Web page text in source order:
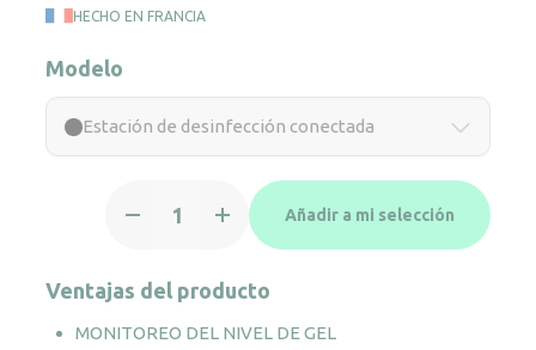
HECHO EN FRANCIA
Modelo
Estación de desinfección conectada
conectada
cantidad
Añadir a mi selección
Ventajas del producto
MONITOREO DEL NIVEL DE GEL